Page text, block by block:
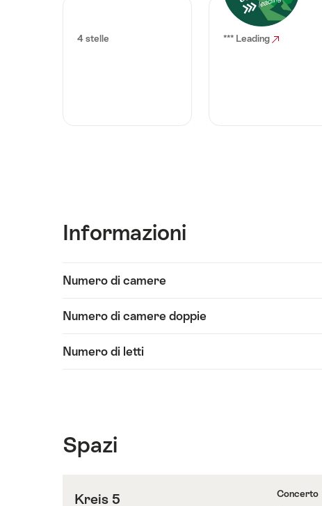
4 stelle *** Leading
Informazioni
contenuti
Numero di camere
Numero di camere doppie
Numero di letti
Spazi
Kreis 5
Concerto